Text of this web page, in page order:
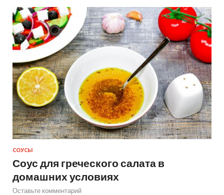
СОУСЫ
Соус для греческого салата в
домашних условиях
Оставьте комментарий